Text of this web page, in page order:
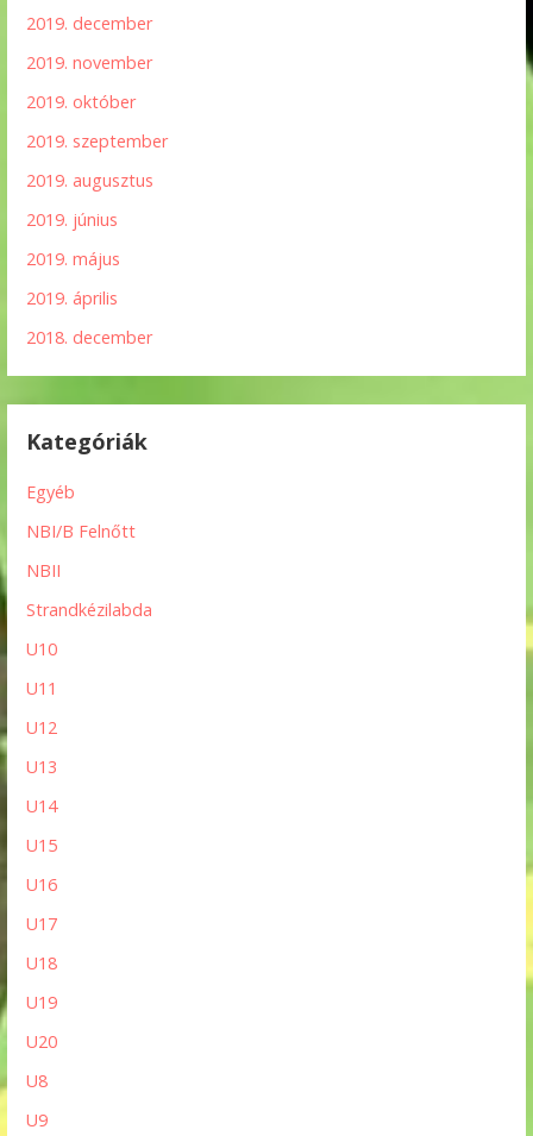
2019. december
2019. november
2019. október
2019. szeptember
2019. augusztus
2019. június
2019. május
2019. április
2018. december
Kategóriák
Egyéb
NBI/B Felnőtt
NBII
Strandkézilabda
U10
U11
U12
U13
U14
U15
U16
U17
U18
U19
U20
U8
U9